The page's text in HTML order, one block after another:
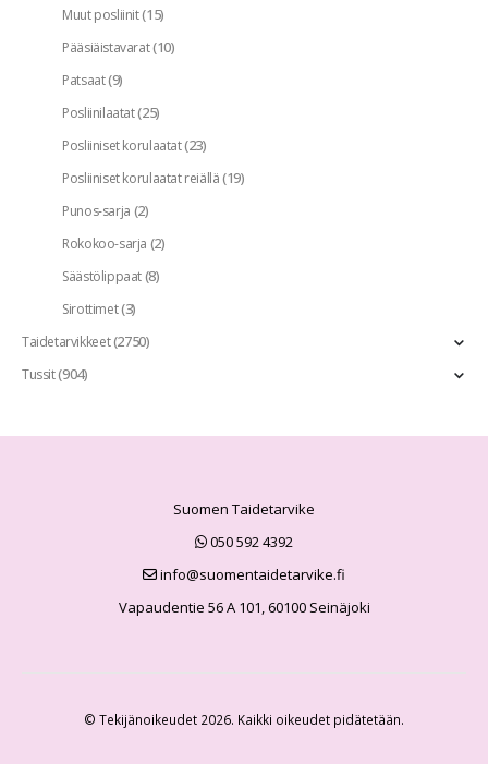
Muut posliinit(15)
Pääsiäistavarat(10)
Patsaat(9)
Posliinilaatat(25)
Posliiniset korulaatat(23)
Posliiniset korulaatat reiällä(19)
Punos-sarja (2)
Rokokoo-sarja (2)
Säästölippaat(8)
Sirottimet(3)
Taidetarvikkeet(2750)
Tussit(904)
Suomen Taidetarvike
050 592 4392
info@suomentaidetarvike.fi
Vapaudentie 56 A 101, 60100 Seinäjoki
© Tekijänoikeudet 2026. Kaikki oikeudet pidätetään.